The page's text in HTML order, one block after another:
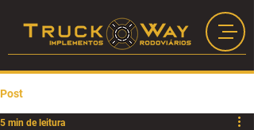
Post
5 min de leitura